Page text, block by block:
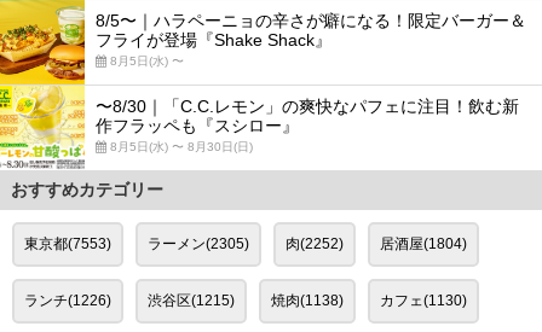
8/5〜｜ハラペーニョの辛さが癖になる！限定バーガー＆
フライが登場『Shake Shack』
8月5日(水) 〜
〜8/30｜「C.C.レモン」の爽快なパフェに注目！飲む新
作フラッペも『スシロー』
8月5日(水) 〜 8月30日(日)
おすすめカテゴリー
東京都(7553) ラーメン(2305) 肉(2252) 居酒屋(1804)
ランチ(1226) 渋谷区(1215) 焼肉(1138) カフェ(1130)